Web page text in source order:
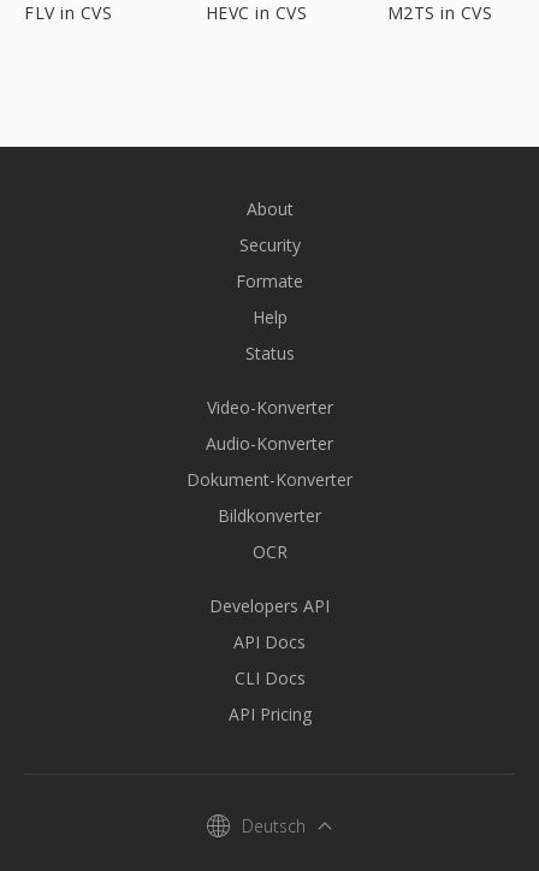
FLV in CVS HEVC in CVS M2TS in CVS
About
Security
Formate
Help
Status
Video-Konverter
Audio-Konverter
Dokument-Konverter
Bildkonverter
OCR
Developers API
API Docs
CLI Docs
API Pricing
Deutsch